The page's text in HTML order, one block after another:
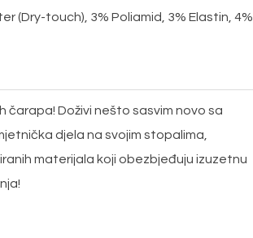
(Dry-touch), 3% Poliamid, 3% Elastin, 4%
čarapa! Doživi nešto sasvim novo sa
djela na svojim stopalima,
materijala koji obezbjeđuju izuzetnu